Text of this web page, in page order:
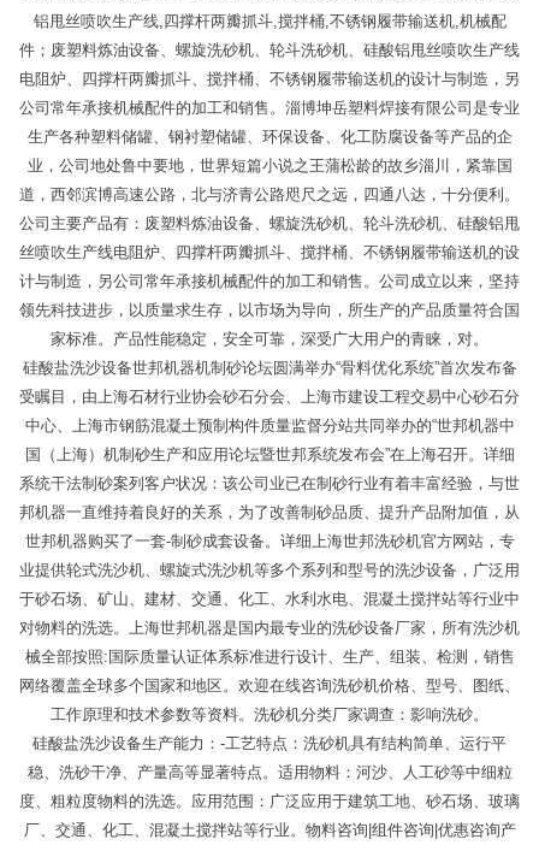
铝甩丝喷吹生产线,四撑杆两瓣抓斗,搅拌桶,不锈钢履带输送机,机械配
件；废塑料炼油设备、螺旋洗砂机、轮斗洗砂机、硅酸铝甩丝喷吹生产线
电阻炉、四撑杆两瓣抓斗、搅拌桶、不锈钢履带输送机的设计与制造，另
公司常年承接机械配件的加工和销售。淄博坤岳塑料焊接有限公司是专业
生产各种塑料储罐、钢衬塑储罐、环保设备、化工防腐设备等产品的企
业，公司地处鲁中要地，世界短篇小说之王蒲松龄的故乡淄川，紧靠国
道，西邻滨博高速公路，北与济青公路咫尺之远，四通八达，十分便利。
公司主要产品有：废塑料炼油设备、螺旋洗砂机、轮斗洗砂机、硅酸铝甩
丝喷吹生产线电阻炉、四撑杆两瓣抓斗、搅拌桶、不锈钢履带输送机的设
计与制造，另公司常年承接机械配件的加工和销售。公司成立以来，坚持
领先科技进步，以质量求生存，以市场为导向，所生产的产品质量符合国
家标准。产品性能稳定，安全可靠，深受广大用户的青睐，对。
硅酸盐洗沙设备世邦机器机制砂论坛圆满举办“骨料优化系统”首次发布备
受瞩目，由上海石材行业协会砂石分会、上海市建设工程交易中心砂石分
中心、上海市钢筋混凝土预制构件质量监督分站共同举办的“世邦机器中
国（上海）机制砂生产和应用论坛暨世邦系统发布会”在上海召开。详细
系统干法制砂案列客户状况：该公司业已在制砂行业有着丰富经验，与世
邦机器一直维持着良好的关系，为了改善制砂品质、提升产品附加值，从
世邦机器购买了一套-制砂成套设备。详细上海世邦洗砂机官方网站，专
业提供轮式洗沙机、螺旋式洗沙机等多个系列和型号的洗沙设备，广泛用
于砂石场、矿山、建材、交通、化工、水利水电、混凝土搅拌站等行业中
对物料的洗选。上海世邦机器是国内最专业的洗砂设备厂家，所有洗沙机
械全部按照:国际质量认证体系标准进行设计、生产、组装、检测，销售
网络覆盖全球多个国家和地区。欢迎在线咨询洗砂机价格、型号、图纸、
工作原理和技术参数等资料。洗砂机分类厂家调查：影响洗砂。
硅酸盐洗沙设备生产能力：-工艺特点：洗砂机具有结构简单、运行平
稳、洗砂干净、产量高等显著特点。适用物料：河沙、人工砂等中细粒
度、粗粒度物料的洗选。应用范围：广泛应用于建筑工地、砂石场、玻璃
厂、交通、化工、混凝土搅拌站等行业。物料咨询|组件咨询|优惠咨询产